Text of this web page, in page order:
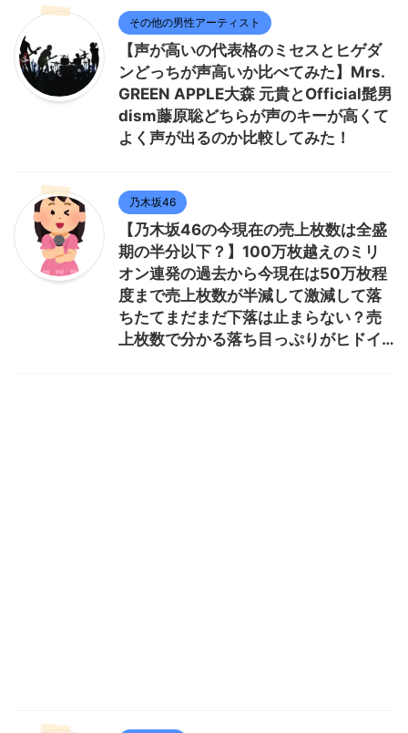
その他の男性アーティスト
【声が高いの代表格のミセスとヒゲダ
ンどっちが声高いか比べてみた】Mrs.
GREEN APPLE大森 元貴とOfficial髭男
dism藤原聡どちらが声のキーが高くて
よく声が出るのか比較してみた！
乃木坂46
【乃木坂46の今現在の売上枚数は全盛
期の半分以下？】100万枚越えのミリ
オン連発の過去から今現在は50万枚程
度まで売上枚数が半減して激減して落
ちたてまだまだ下落は止まらない？売
上枚数で分かる落ち目っぷりがヒドイ…